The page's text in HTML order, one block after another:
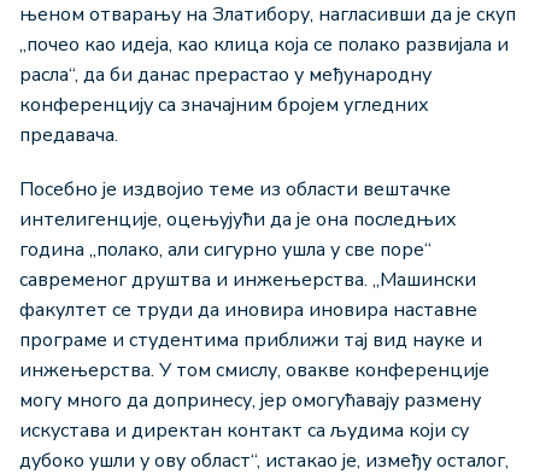
њеном отварању на Златибору, нагласивши да је скуп
„почео као идеја, као клица која се полако развијала и
расла“, да би данас прерастао у међународну
конференцију са значајним бројем угледних
предавача.
Посебно је издвојио теме из области вештачке
интелигенције, оцењујући да је она последњих
година „полако, али сигурно ушла у све поре“
савременог друштва и инжењерства. „Машински
факултет се труди да иновира иновира наставне
програме и студентима приближи тај вид науке и
инжењерства. У том смислу, овакве конференције
могу много да допринесу, јер омогућавају размену
искустава и директан контакт са људима који су
дубоко ушли у ову област“, истакао је, између осталог,